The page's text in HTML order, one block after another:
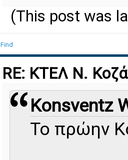
(This post was
Find
RE: ΚΤΕΛ Ν.
Konsventz
Το πρώην